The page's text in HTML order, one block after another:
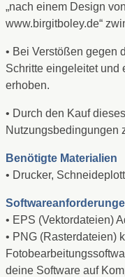
„nach einem Design
www.birgitboley.de“
• Bei Verstößen gegen
Schritte eingeleitet und
erhoben.
• Durch den Kauf
Nutzungsbedingungen
Benötigte Materialien
• Drucker,
• EPS (Vektordateien)
• PNG (Rasterdateien)
deine Software auf